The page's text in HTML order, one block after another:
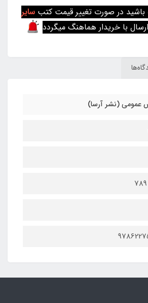
باشید در صورت تغییر قیمت کتب سایر
با خریدار هماهنگ میگردد
عمومی (نشر آرسا)